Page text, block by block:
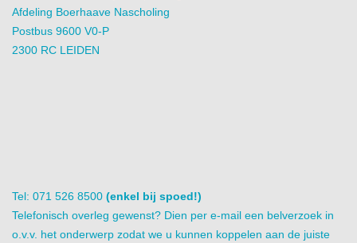
Afdeling Boerhaave Nascholing
Postbus 9600 V0-P
2300 RC LEIDEN
Tel: 071 526 8500 (enkel bij spoed!)
Telefonisch overleg gewenst? Dien per e-mail een belverzoek in
o.v.v. het onderwerp zodat we u kunnen koppelen aan de juiste